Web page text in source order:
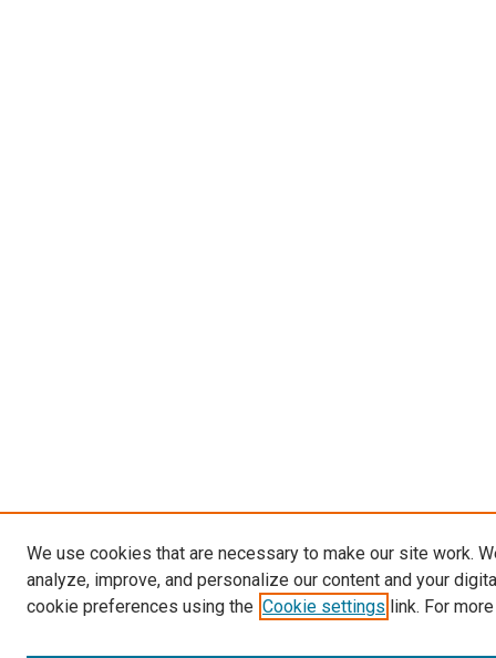
We use cookies that are necessary to make our site work.
analyze, improve, and personalize our content and your
cookie preferences using the Cookie settings link. For